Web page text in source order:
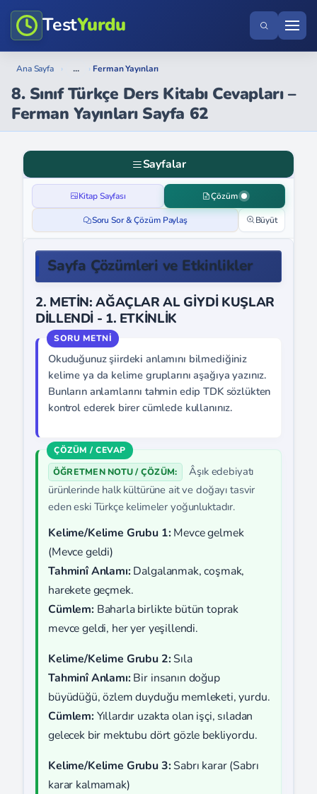
TestYurdu
Ana Sayfa › ... › Ferman Yayınları
8. Sınıf Türkçe Ders Kitabı Cevapları –
Ferman Yayınları Sayfa 62
Sayfalar
Kitap Sayfası Çözüm
Soru Sor & Çözüm Paylaş Büyüt
Sayfa Çözümleri ve Etkinlikler
2. METİN: AĞAÇLAR AL GİYDİ KUŞLAR
DİLLENDİ - 1. ETKİNLİK
Okuduğunuz şiirdeki anlamını bilmediğiniz
kelime ya da kelime gruplarını aşağıya yazınız.
Bunların anlamlarını tahmin edip TDK sözlükten
kontrol ederek birer cümlede kullanınız.
ÖĞRETMEN NOTU / ÇÖZÜM:
Âşık edebiyatı
ürünlerinde halk kültürüne ait ve doğayı tasvir
eden eski Türkçe kelimeler yoğunluktadır.
Kelime/Kelime Grubu 1: Mevce gelmek
(Mevce geldi)
Tahminî Anlamı: Dalgalanmak, coşmak,
harekete geçmek.
Cümlem: Baharla birlikte bütün toprak
mevce geldi, her yer yeşillendi.
Kelime/Kelime Grubu 2:Sıla
Tahminî Anlamı: Bir insanın doğup
büyüdüğü, özlem duyduğu memleketi, yurdu.
Cümlem: Yıllardır uzakta olan işçi, sıladan
gelecek bir mektubu dört gözle bekliyordu.
Kelime/Kelime Grubu 3:Sabrı karar (Sabrı
karar kalmamak)